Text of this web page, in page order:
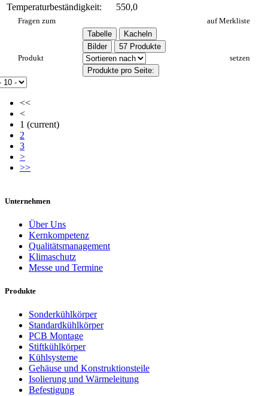
Temperaturbeständigkeit:
550,0
Fragen zum
Produkt
auf Merkliste
setzen
Tabelle
Kacheln
Bilder
57 Produkte
Produkte pro Seite:
<<
<
1 (current)
2
3
>
>>
Unternehmen
Über Uns
Kernkompetenz
Qualitätsmanagement
Klimaschutz
Messe und Termine
Produkte
Sonderkühlkörper
Standardkühlkörper
PCB Montage
Stiftkühlkörper
Kühlsysteme
Gehäuse und Konstruktionsteile
Isolierung und Wärmeleitung
Befestigung